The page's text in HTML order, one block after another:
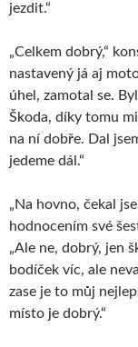
jezdit.“
„Celkem dobrý,“
nastavený já aj
úhel, zamotal se.
Škoda, díky tomu
na ní dobře. Dal
jedeme dál.“
„Na hovno, čekal
hodnocením své
„Ale ne, dobrý, jen
bodíček víc, ale
zase je to můj
místo je dobrý.“